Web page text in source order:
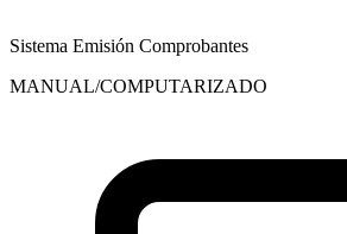
Sistema Emisión Comprobantes
MANUAL/COMPUTARIZADO